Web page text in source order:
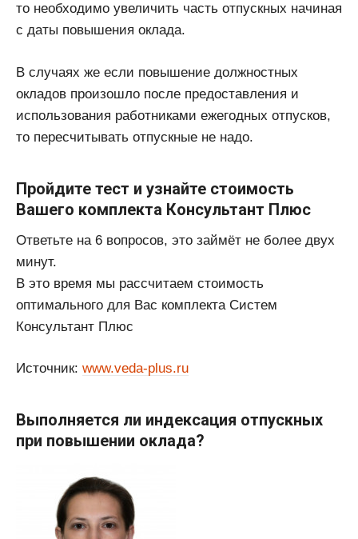
то необходимо увеличить часть отпускных начиная
с даты повышения оклада.
В случаях же если повышение должностных
окладов произошло после предоставления и
использования работниками ежегодных отпусков,
то пересчитывать отпускные не надо.
Пройдите тест и узнайте стоимость
Вашего комплекта Консультант Плюс
Ответьте на 6 вопросов, это займёт не более двух
минут.
В это время мы рассчитаем стоимость
оптимального для Вас комплекта Систем
Консультант Плюс
Источник: www.veda-plus.ru
Выполняется ли индексация отпускных
при повышении оклада?